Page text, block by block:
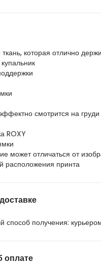
ткань, которая отлично
смотрится на
ROXY
может отличаться от
расположения принта
способ получения:
оплате